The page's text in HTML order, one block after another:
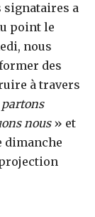
signataires a
point le
nous
des
à travers
partons
nous» et
dimanche